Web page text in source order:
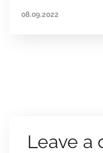
08.09.2022
Leave a